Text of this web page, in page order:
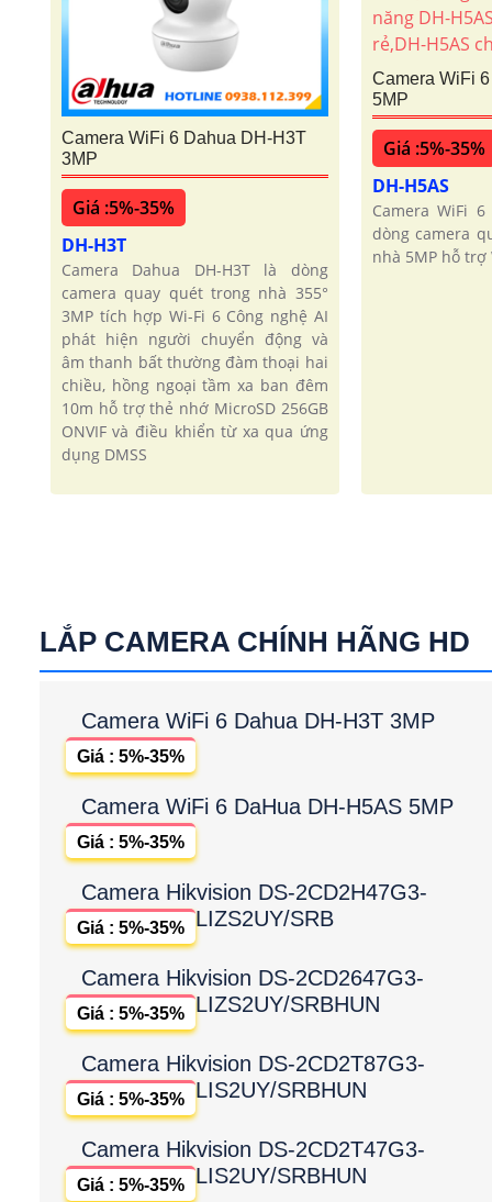
Camera WiFi 6 Dahua DH-H3T
3MP
Giá :5%-35%
DH-H3T
Camera Dahua DH-H3T là dòng
camera quay quét trong nhà 355°
3MP tích hợp Wi-Fi 6 Công nghệ AI
phát hiện người chuyển động và
âm thanh bất thường đàm thoại hai
chiều, hồng ngoại tầm xa ban đêm
10m hỗ trợ thẻ nhớ MicroSD 256GB
ONVIF và điều khiển từ xa qua ứng
dụng DMSS
Camera WiFi
5MP
Giá :5%-35%
DH-H5AS
Camera WiFi 6
dòng camera
nhà 5MP hỗ trợ
LẮP CAMERA CHÍNH HÃNG HD
Camera WiFi 6 Dahua DH-H3T 3MP
Giá : 5%-35%
Camera WiFi 6 DaHua DH-H5AS 5MP
Giá : 5%-35%
Camera Hikvision DS-2CD2H47G3-
LIZS2UY/SRB
Giá : 5%-35%
Camera Hikvision DS-2CD2647G3-
LIZS2UY/SRBHUN
Giá : 5%-35%
Camera Hikvision DS-2CD2T87G3-
LIS2UY/SRBHUN
Giá : 5%-35%
Camera Hikvision DS-2CD2T47G3-
LIS2UY/SRBHUN
Giá : 5%-35%